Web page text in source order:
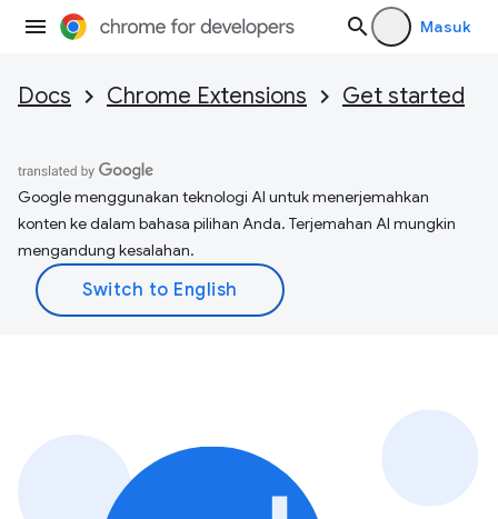
Masuk
Docs Chrome Extensions Get started
Google menggunakan teknologi AI untuk menerjemahkan
konten ke dalam bahasa pilihan Anda. Terjemahan AI mungkin
mengandung kesalahan.